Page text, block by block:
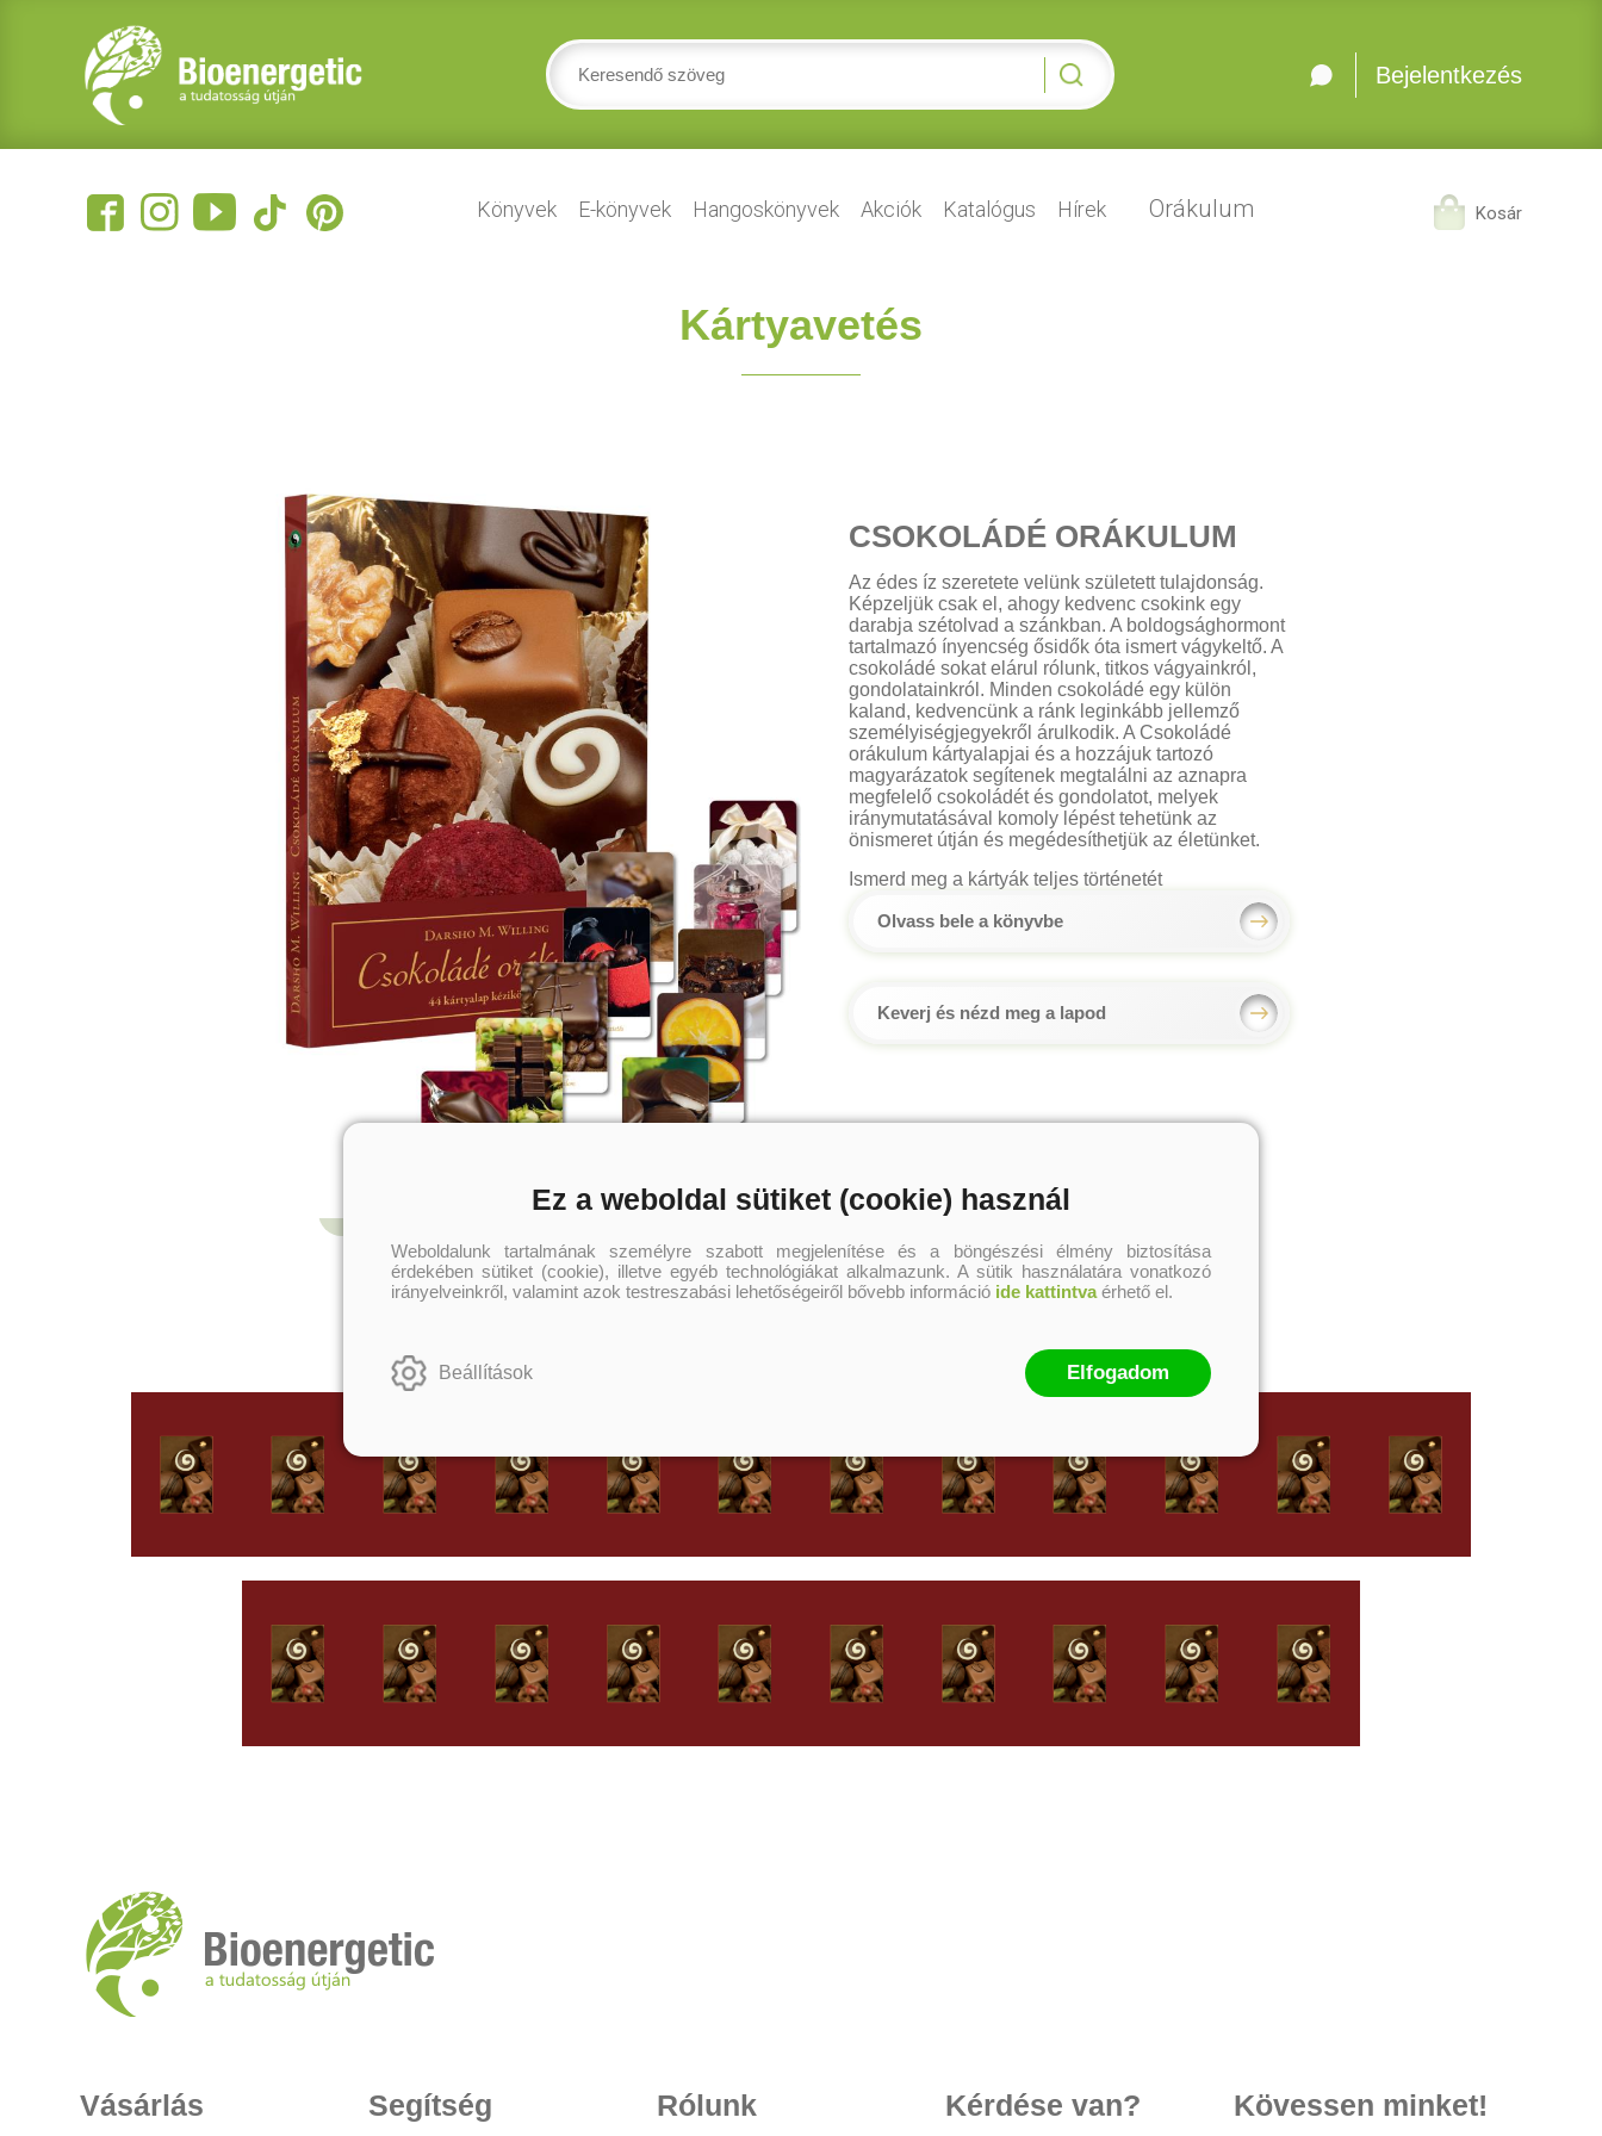
Bejelentkezés
Könyvek E-könyvek Hangoskönyvek Akciók Katalógus Hírek Orákulum Kosár
Kártyavetés
CSOKOLÁDÉ ORÁKULUM
Az édes íz szeretete velünk született tulajdonság.
Képzeljük csak el, ahogy kedvenc csokink egy
darabja szétolvad a szánkban. A boldogsághormont
tartalmazó ínyencség ősidők óta ismert vágykeltő. A
csokoládé sokat elárul rólunk, titkos vágyainkról,
gondolatainkról. Minden csokoládé egy külön
kaland, kedvencünk a ránk leginkább jellemző
személyiségjegyekről árulkodik. A Csokoládé
orákulum kártyalapjai és a hozzájuk tartozó
magyarázatok segítenek megtalálni az aznapra
megfelelő csokoládét és gondolatot, melyek
iránymutatásával komoly lépést tehetünk az
önismeret útján és megédesíthetjük az életünket.
Ismerd meg a kártyák teljes történetét
Olvass bele a könyvbe
Keverj és nézd meg a lapod
Húzz egy lapot
Vásárlás Segítség Rólunk Kérdése van? Kövessen minket!
Ez a weboldal sütiket (cookie) használ
Weboldalunk tartalmának személyre szabott megjelenítése és a böngészési élmény biztosítása
érdekében sütiket (cookie), illetve egyéb technológiákat alkalmazunk. A sütik használatára vonatkozó
irányelveinkről, valamint azok testreszabási lehetőségeiről bővebb információ ide kattintvaérhető el.
Beállítások Elfogadom